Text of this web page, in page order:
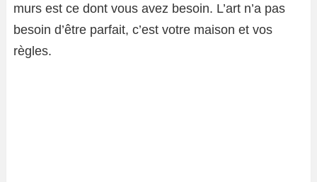
murs est ce dont vous avez besoin. L’art n’a pas
besoin d’être parfait, c’est votre maison et vos
règles.